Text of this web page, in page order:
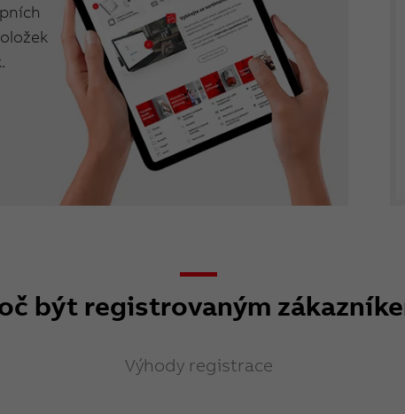
být registrovaným
Výhody registrace